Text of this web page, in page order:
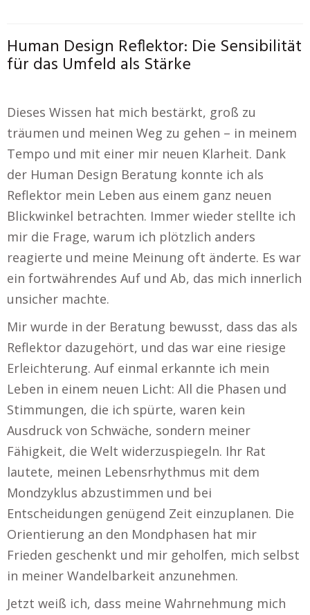
Human Design Reflektor: Die Sensibilität
für das Umfeld als Stärke
Dieses Wissen hat mich bestärkt, groß zu
träumen und meinen Weg zu gehen – in meinem
Tempo und mit einer mir neuen Klarheit. Dank
der Human Design Beratung konnte ich als
Reflektor mein Leben aus einem ganz neuen
Blickwinkel betrachten. Immer wieder stellte ich
mir die Frage, warum ich plötzlich anders
reagierte und meine Meinung oft änderte. Es war
ein fortwährendes Auf und Ab, das mich innerlich
unsicher machte.
Mir wurde in der Beratung bewusst, dass das als
Reflektor dazugehört, und das war eine riesige
Erleichterung. Auf einmal erkannte ich mein
Leben in einem neuen Licht: All die Phasen und
Stimmungen, die ich spürte, waren kein
Ausdruck von Schwäche, sondern meiner
Fähigkeit, die Welt widerzuspiegeln. Ihr Rat
lautete, meinen Lebensrhythmus mit dem
Mondzyklus abzustimmen und bei
Entscheidungen genügend Zeit einzuplanen. Die
Orientierung an den Mondphasen hat mir
Frieden geschenkt und mir geholfen, mich selbst
in meiner Wandelbarkeit anzunehmen.
Jetzt weiß ich, dass meine Wahrnehmung mich